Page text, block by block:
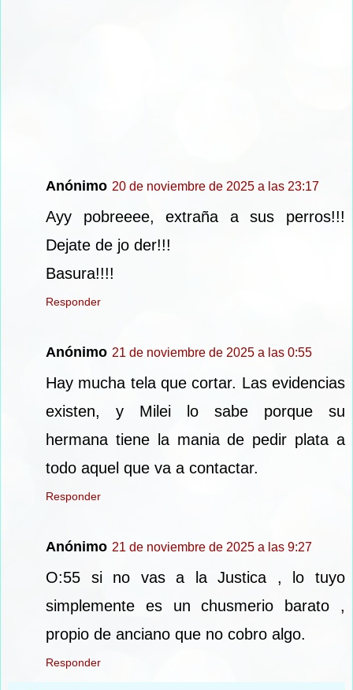
Anónimo 20 de noviembre de 2025 a las 23:17
Ayy pobreeee, extraña a sus perros!!!
Dejate de jo der!!!
Basura!!!!
Responder
Anónimo 21 de noviembre de 2025 a las 0:55
Hay mucha tela que cortar. Las evidencias
existen, y Milei lo sabe porque su
hermana tiene la mania de pedir plata a
todo aquel que va a contactar.
Responder
Anónimo 21 de noviembre de 2025 a las 9:27
O:55 si no vas a la Justica , lo tuyo
simplemente es un chusmerio barato ,
propio de anciano que no cobro algo.
Responder